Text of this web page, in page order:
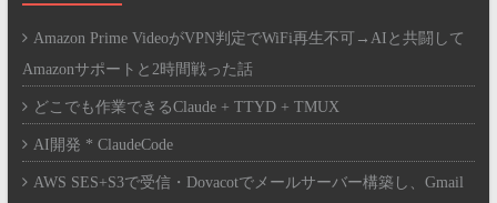
Amazon Prime VideoがVPN判定でWiFi再生不可→AIと共闘して
Amazonサポートと2時間戦った話
どこでも作業できるClaude + TTYD + TMUX
AI開発 * ClaudeCode
AWS SES+S3で受信・Dovacotでメールサーバー構築し、Gmail